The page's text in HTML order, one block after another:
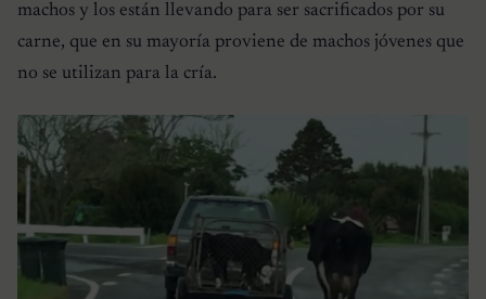
machos y los están llevando para ser sacrificados por su
carne, que en su mayoría proviene de machos jóvenes que
no se utilizan para la cría.